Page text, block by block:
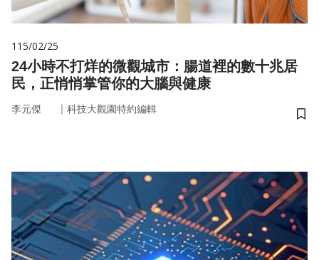
115/02/25
24小時不打烊的微觀城市：腸道裡的數十兆居
民，正悄悄掌管你的大腦與健康
李元傑 ｜ 科技大觀園特約編輯
儲